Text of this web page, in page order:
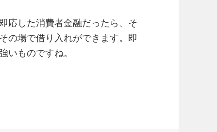
応した消費者金融だったら、そ
の場で借り入れができます。即
いものですね。